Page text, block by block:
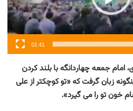
01:41
جمعه چهاردانگه با بلند کردن
زبان گرفت که «تو کوچکتر از علی
خون تو را می گیرد».